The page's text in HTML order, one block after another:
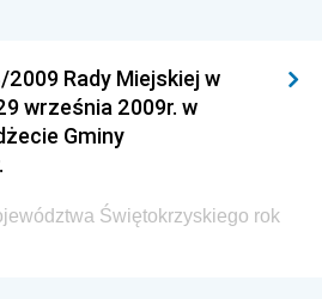
Inwestycji i Rozwoju
Dyrektora Archiwów
Finansów, Inwestycji i
Rady Miejskiej w
września 2009r. w
Gminy
Świętokrzyskiego rok